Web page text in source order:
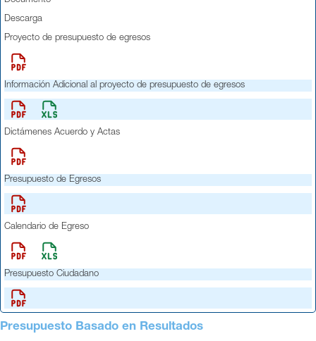
Descarga
Proyecto de presupuesto de egresos
Información Adicional al proyecto de presupuesto de egresos
Dictámenes Acuerdo y Actas
Presupuesto de Egresos
Calendario de Egreso
Presupuesto Ciudadano
Presupuesto Basado en Resultados